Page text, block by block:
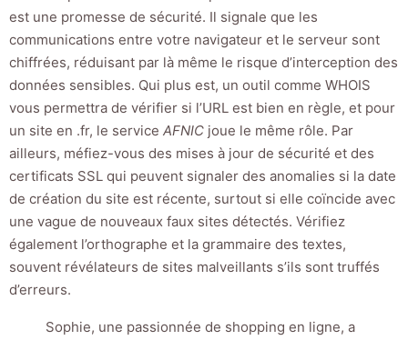
est une promesse de sécurité. Il signale que les
communications entre votre navigateur et le serveur sont
chiffrées, réduisant par là même le risque d’interception des
données sensibles. Qui plus est, un outil comme WHOIS
vous permettra de vérifier si l’URL est bien en règle, et pour
un site en .fr, le service AFNIC joue le même rôle. Par
ailleurs, méfiez-vous des mises à jour de sécurité et des
certificats SSL qui peuvent signaler des anomalies si la date
de création du site est récente, surtout si elle coïncide avec
une vague de nouveaux faux sites détectés. Vérifiez
également l’orthographe et la grammaire des textes,
souvent révélateurs de sites malveillants s’ils sont truffés
d’erreurs.
Sophie, une passionnée de shopping en ligne, a